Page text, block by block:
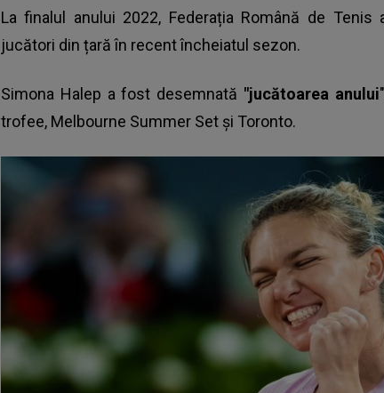
La finalul anului 2022, Federația Română de
jucători din țară în recent încheiatul sezon.
Simona Halep a fost desemnată "jucătoarea anului
trofee, Melbourne Summer Set și Toronto.